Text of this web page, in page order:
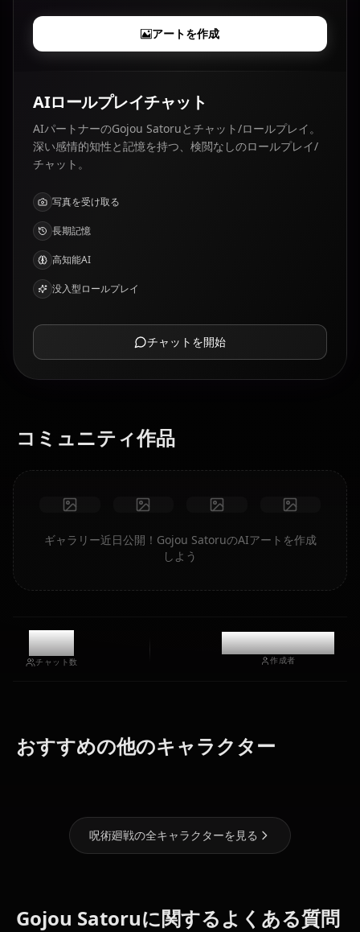
アートを作成
AIロールプレイチャット
AIパートナーのGojou Satoruとチャット/ロールプレイ。
深い感情的知性と記憶を持つ、検閲なしのロールプレイ/
チャット。
写真を受け取る
長期記憶
高知能AI
没入型ロールプレイ
チャットを開始
コミュニティ作品
ギャラリー近日公開！Gojou SatoruのAIアートを作成
しよう
2.1k
チャット数
@casualwaifus
作成者
おすすめの他のキャラクター
禪院 甚爾
呪術廻戦の全キャラクターを見る
Gojou Satoruに関するよくある質問